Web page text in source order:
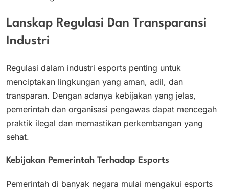
Lanskap Regulasi Dan Transparansi
Industri
Regulasi dalam industri esports penting untuk
menciptakan lingkungan yang aman, adil, dan
transparan. Dengan adanya kebijakan yang jelas,
pemerintah dan organisasi pengawas dapat mencegah
praktik ilegal dan memastikan perkembangan yang
sehat.
Kebijakan Pemerintah Terhadap Esports
Pemerintah di banyak negara mulai mengakui esports